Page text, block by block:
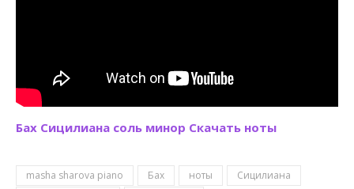
Бах Сицилиана соль минор Скачать ноты
masha sharova piano Бах ноты
Сицилиана